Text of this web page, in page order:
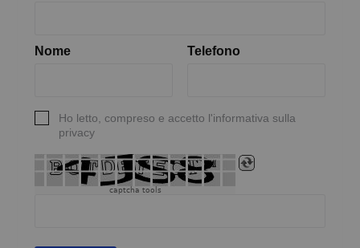
Nome Telefono
Ho letto, compreso e accetto l'informativa sulla
privacy
captcha tools